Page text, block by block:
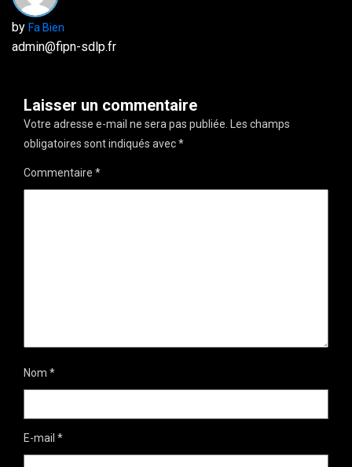
by Fa Bien
admin@fipn-sdlp.fr
Laisser un commentaire
Votre adresse e-mail ne sera pas publiée. Les champs
obligatoires sont indiqués avec*
Commentaire *
Nom *
E-mail *